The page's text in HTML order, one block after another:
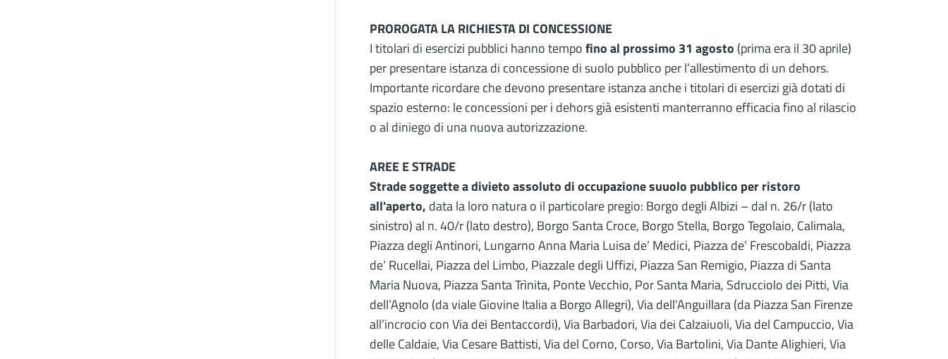
PROROGATA LA RICHIESTA DI CONCESSIONE
I titolari di esercizi pubblici hanno tempofino al prossimo 31 agosto (prima era il 30 aprile)
per presentare istanza di concessione di suolo pubblico per l’allestimento di un dehors.
Importante ricordare che devono presentare istanza anche i titolari di esercizi già dotati di
spazio esterno: le concessioni per i dehors già esistenti manterranno efficacia fino al rilascio
o al diniego di una nuova autorizzazione.
AREE E STRADE
Strade soggette a divieto assoluto di occupazione suuolo pubblico per ristoro
all'aperto, data la loro natura o il particolare pregio: Borgo degli Albizi – dal n. 26/r (lato
sinistro) al n. 40/r (lato destro), Borgo Santa Croce, Borgo Stella, Borgo Tegolaio, Calimala,
Piazza degli Antinori, Lungarno Anna Maria Luisa de’ Medici, Piazza de’ Frescobaldi, Piazza
de’ Rucellai, Piazza del Limbo, Piazzale degli Uffizi, Piazza San Remigio, Piazza di Santa
Maria Nuova, Piazza Santa Trìnita, Ponte Vecchio, Por Santa Maria, Sdrucciolo dei Pitti, Via
dell’Agnolo (da viale Giovine Italia a Borgo Allegri), Via dell’Anguillara (da Piazza San Firenze
all’incrocio con Via dei Bentaccordi), Via Barbadori, Via dei Calzaiuoli, Via del Campuccio, Via
delle Caldaie, Via Cesare Battisti, Via del Corno, Corso, Via Bartolini, Via Dante Alighieri, Via